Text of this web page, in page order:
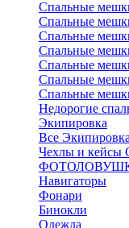
Спальные
Спальные
Спальные
Спальные
Спальные
Спальные
Спальные
Недорогие
Экипировка
Все Экипировка
Чехлы и кейсы
Навигаторы
Фонари
Бинокли
Одежда